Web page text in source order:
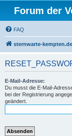
Forum der
FAQ
sternwarte-kempten.de
E-Mail-Adresse:
Du musst die E-Mail-
bei der Registrierung
geändert.